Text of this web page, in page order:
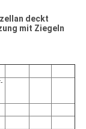
deckt
mit Ziegeln